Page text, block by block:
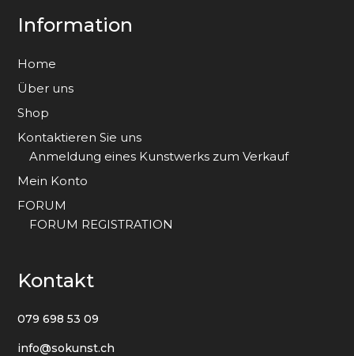
Information
Home
Über uns
Shop
Kontaktieren Sie uns
Anmeldung eines Kunstwerks zum Verkauf
Mein Konto
FORUM
FORUM REGISTRATION
Kontakt
079 698 53 09
info@sokunst.ch